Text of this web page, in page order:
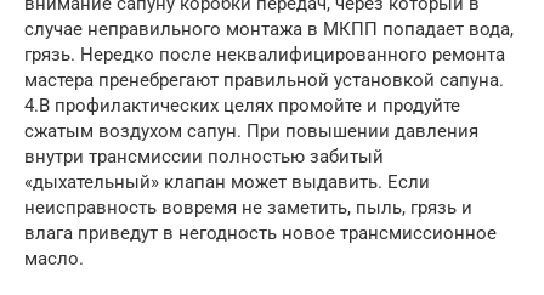
случае неправильного монтажа в МКПП попадает вода,
грязь. Нередко после неквалифицированного ремонта
мастера пренебрегают правильной установкой сапуна.
4.В профилактических целях промойте и продуйте
сжатым воздухом сапун. При повышении давления
внутри трансмиссии полностью забитый
«дыхательный» клапан может выдавить. Если
неисправность вовремя не заметить, пыль, грязь и
влага приведут в негодность новое трансмиссионное
масло.